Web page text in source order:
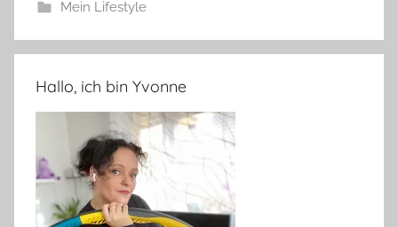
Mein Lifestyle
Hallo, ich bin Yvonne